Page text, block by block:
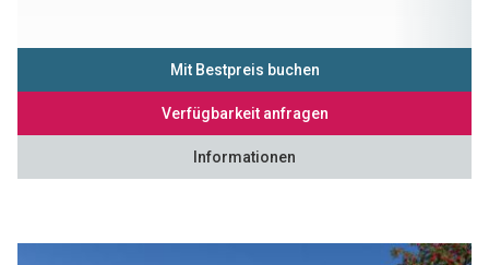
Mit Bestpreis buchen
Verfügbarkeit anfragen
Informationen